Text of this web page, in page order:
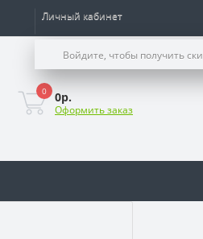
Личный кабинет
Войдите, чтобы получить
0 0р.
Оформить заказ